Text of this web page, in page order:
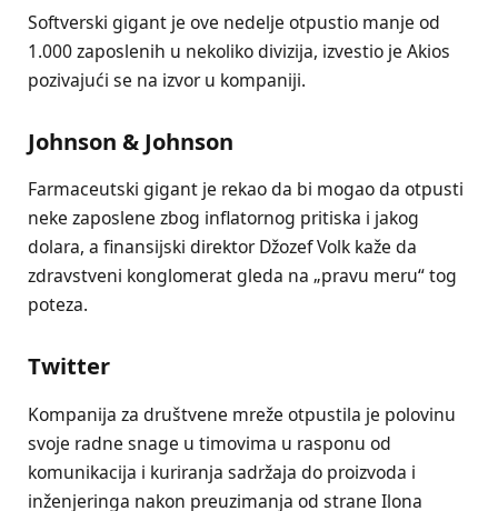
Softverski gigant je ove nedelje otpustio manje od
1.000 zaposlenih u nekoliko divizija, izvestio je Akios
pozivajući se na izvor u kompaniji.
Johnson & Johnson
Farmaceutski gigant je rekao da bi mogao da otpusti
neke zaposlene zbog inflatornog pritiska i jakog
dolara, a finansijski direktor Džozef Volk kaže da
zdravstveni konglomerat gleda na „pravu meru“ tog
poteza.
Twitter
Kompanija za društvene mreže otpustila je polovinu
svoje radne snage u timovima u rasponu od
komunikacija i kuriranja sadržaja do proizvoda i
inženjeringa nakon preuzimanja od strane Ilona